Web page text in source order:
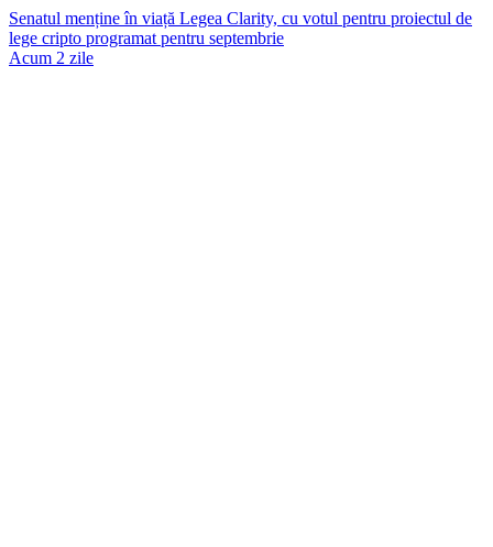
Senatul menține în viață Legea Clarity, cu votul pentru proiectul de
lege cripto programat pentru septembrie
Acum 2 zile